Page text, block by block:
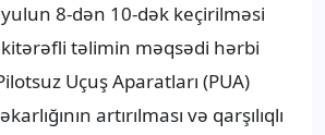
8-dən 10-dək keçirilməsi
təlimin məqsədi hərbi
Uçuş Aparatları (PUA)
artırılması və qarşılıqlı